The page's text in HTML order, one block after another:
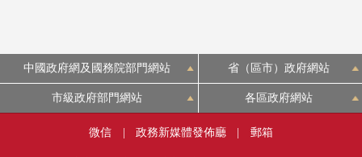
中國政府網及國務院部門網站 省（區市）政府網站
市級政府部門網站 各區政府網站
微信 政務新媒體發佈廳 郵箱